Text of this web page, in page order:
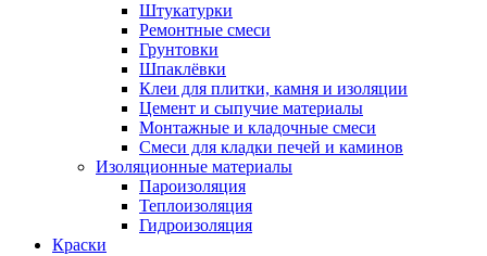
Штукатурки
Ремонтные смеси
Грунтовки
Шпаклёвки
Клеи для плитки, камня и изоляции
Цемент и сыпучие материалы
Монтажные и кладочные смеси
Смеси для кладки печей и каминов
Изоляционные материалы
Пароизоляция
Теплоизоляция
Гидроизоляция
Краски